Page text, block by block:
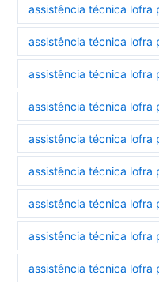
assistência técnica lofra
assistência técnica lofra
assistência técnica lofra
assistência técnica lofra
assistência técnica lofra
assistência técnica lofra
assistência técnica lofra
assistência técnica lofra
assistência técnica lofra